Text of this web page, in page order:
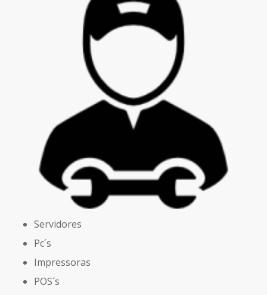
Servidores
Pc´s
Impressoras
POS´s